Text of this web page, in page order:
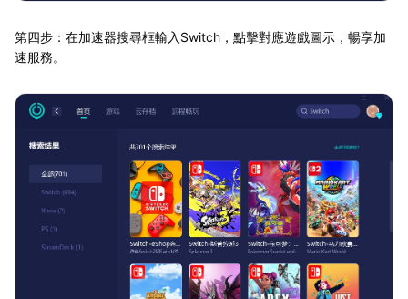
第四步：在加速器搜尋框輸入Switch，點擊對應遊戲圖示，暢享加
速服務。